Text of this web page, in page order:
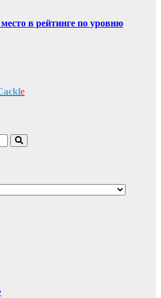
в рейтинге по уровню
e